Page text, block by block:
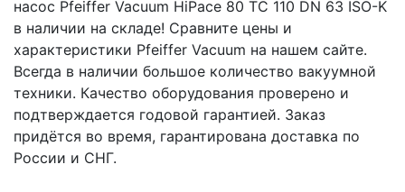
насос Pfeiffer Vacuum HiPace 80 TC 110 DN 63 ISO-K
в наличии на складе! Сравните цены и
характеристики Pfeiffer Vacuum на нашем сайте.
Всегда в наличии большое количество вакуумной
техники. Качество оборудования проверено и
подтверждается годовой гарантией. Заказ
придётся во время, гарантирована доставка по
России и СНГ.